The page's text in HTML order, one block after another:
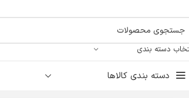
دسته بندی
دسته بندی کالاها